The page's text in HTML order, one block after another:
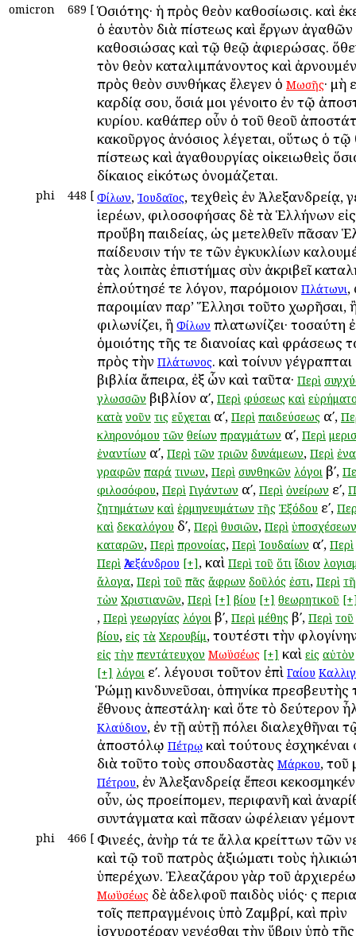
omicron 689 [ Ὁσιότης· ἡ πρὸς θεὸν καθοσίωσις. καὶ
ὁ ἑαυτὸν διὰ πίστεως καὶ ἔργων ἀγαθῶν
καθοσιώσας καὶ τῷ θεῷ ἀφιερώσας.
τὸν θεὸν καταλιμπάνοντος καὶ
πρὸς θεὸν συνθήκας ἔλεγεν ὁ Μωσῆς· μὴ
καρδίᾳ σου, ὅσιά μοι γένοιτο ἐν τῷ
κυρίου. καθάπερ οὖν ὁ τοῦ θεοῦ
κακοῦργος ἀνόσιος λέγεται, οὕτως ὁ
πίστεως καὶ ἀγαθουργίας οἰκειωθεὶς
δίκαιος εἰκότως ὀνομάζεται.
phi 448 [ Φίλων, Ἰουδαῖος, τεχθεὶς ἐν Ἀλεξανδρείᾳ,
ἱερέων, φιλοσοφήσας δὲ τὰ Ἑλλήνων
προὔβη παιδείας, ὡς μετελθεῖν πᾶσαν
παίδευσιν τήν τε τῶν ἐγκυκλίων
τὰς λοιπὰς ἐπιστήμας σὺν ἀκριβεῖ
ἐπλούτησέ τε λόγον, παρόμοιον Πλάτωνι,
παροιμίαν παρ’ Ἕλλησι τοῦτο χωρῆσαι,
φιλωνίζει, ἢ Φίλων πλατωνίζει· τοσαύτη
ὁμοιότης τῆς τε διανοίας καὶ φράσεως
πρὸς τὴν Πλάτωνος. καὶ τοίνυν
βιβλία ἄπειρα, ἐξ ὧν καὶ ταῦτα· Περὶ
γλωσσῶν βιβλίον αʹ, Περὶ φύσεως καὶ
κατὰ νοῦν τις εὔχεται αʹ, Περὶ παιδεύσεως αʹ,
κληρονόμου τῶν θείων πραγμάτων αʹ, Περὶ
ἐναντίων αʹ, Περὶ τῶν τριῶν δυνάμεων, Περὶ
γραφῶν παρά τινων, Περὶ συνθηκῶν λόγοι βʹ,
φιλοσόφου, Περὶ Γιγάντων αʹ, Περὶ ὀνείρων εʹ,
ζητημάτων καὶ ἑρμηνευμάτων τῆς Ἐξόδου εʹ,
καὶ δεκαλόγου δʹ, Περὶ θυσιῶν, Περὶ ὑποσχέσεων
καταρῶν, Περὶ προνοίας, Περὶ Ἰουδαίων αʹ, Περὶ
Περὶ Ἀλεξάνδρου [+], καὶ Περὶ τοῦ ὅτι ἴδιον
ἄλογα, Περὶ τοῦ πᾶς ἄφρων δοῦλός ἐστι, Περὶ
τὼν Χριστιανῶν, Περὶ [+] βίου [+] θεωρητικοῦ
, Περὶ γεωργίας λόγοι βʹ, Περὶ μέθης βʹ, Περὶ τοῦ
βίου, εἰς τὰ Χερουβίμ, τουτέστι τὴν
εἰς τὴν πεντάτευχον Μωϋσέως [+] καὶ εἰς αὐτὸν
[+] λόγοι εʹ. λέγουσι τοῦτον ἐπὶ Γαίου
Ῥώμῃ κινδυνεῦσαι, ὁπηνίκα πρεσβευτὴς
ἔθνους ἀπεστάλη· καὶ ὅτε τὸ δεύτερον
Κλαύδιον, ἐν τῇ αὐτῇ πόλει διαλεχθῆναι
ἀποστόλῳ Πέτρῳ καὶ τούτους ἐσχηκέναι
διὰ τοῦτο τοὺς σπουδαστὰς Μάρκου, τοῦ
Πέτρου, ἐν Ἀλεξανδρείᾳ ἔπεσι
οὖν, ὡς προείπομεν, περιφανῆ καὶ
συντάγματα καὶ πᾶσαν ὠφέλειαν
phi 466 [ Φινεές, ἀνὴρ τά τε ἄλλα κρείττων τῶν
καὶ τῷ τοῦ πατρὸς ἀξιώματι τοὺς
ὑπερέχων. Ἐλεαζάρου γὰρ τοῦ
Μωϋσέως δὲ ἀδελφοῦ παιδὸς υἱός· ὃς
τοῖς πεπραγμένοις ὑπὸ Ζαμβρί, καὶ πρὶν
ἰσχυροτέραν γενέσθαι τὴν ὕβριν ὑπὸ